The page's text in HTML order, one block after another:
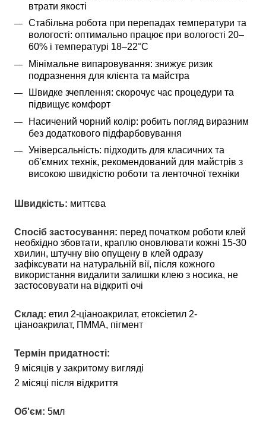
втрати якості
Стабільна робота при перепадах температури та
вологості: оптимально працює при вологості 20–
60% і температурі 18–22°C
Мінімальне випаровування: знижує ризик
подразнення для клієнта та майстра
Швидке зчеплення: скорочує час процедури та
підвищує комфорт
Насичений чорний колір: робить погляд виразним
без додаткового підфарбовування
Універсальність: підходить для класичних та
об’ємних технік, рекомендований для майстрів з
високою швидкістю роботи та ленточної техніки
Швидкість: миттєва
Спосіб застосування: перед початком роботи клей
необхідно збовтати, краплю оновлювати кожні 15-30
хвилин, штучну вію опущену в клей одразу
зафіксувати на натуральній вії, після кожного
використання видалити залишки клею з носика, не
застосовувати на відкриті очі
Склад: етил 2-ціаноакрилат, етоксіетил 2-
ціаноакрилат, ПММА, пігмент
Термін придатності:
9 місяців у закритому вигляді
2 місяці після відкриття
Об'єм: 5мл